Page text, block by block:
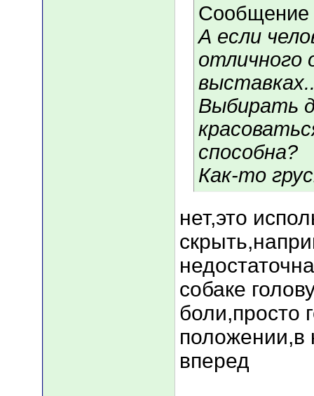
Сообщение
А если
отличного
Выбирать
способна?
Как-то
нет,это
собаке
боли,просто
положении,в
вперед